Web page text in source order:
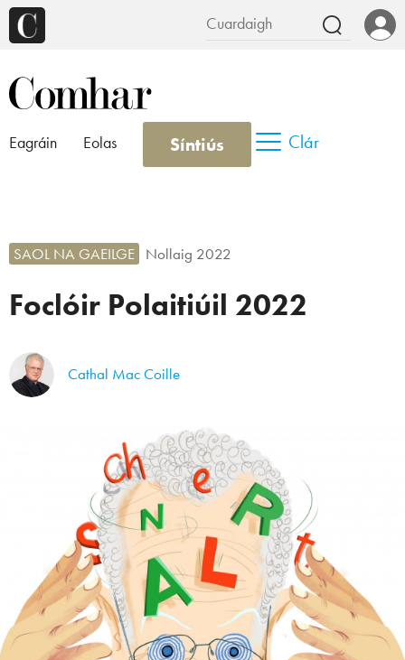
Eagráin Eolas Síntiús Clár
Foclóir Polaitiúil 2022
SAOL NA GAEILGE Nollaig 2022
Cathal Mac Coille